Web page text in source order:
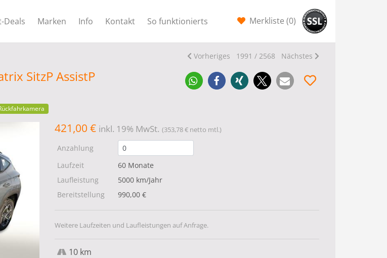
Deals Marken Info Kontakt So funktionierts Merkliste (0)
Vorheriges 1991 / 2568 Nächstes
SitzP AssistP
421,00 € inkl. 19% MwSt. (353,78 € netto mtl.)
Anzahlung
Laufzeit
60 Monate
Laufleistung
5000 km/Jahr
Bereitstellung
990,00 €
Weitere Laufzeiten und Laufleistungen auf Anfrage.
10 km